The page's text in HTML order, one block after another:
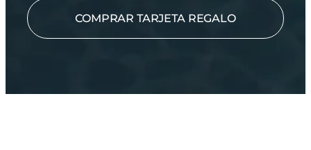
COMPRAR TARJETA REGALO